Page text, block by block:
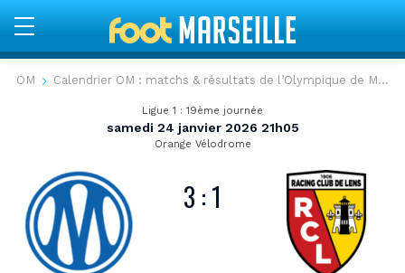
OM Calendrier OM : matchs & résultats de l’Olympique de Marseille
Marseille
Ligue
1
samedi
Ligue 1 : 19ème journée
samedi 24 janvier 2026 21h05
Orange Vélodrome
3 :1